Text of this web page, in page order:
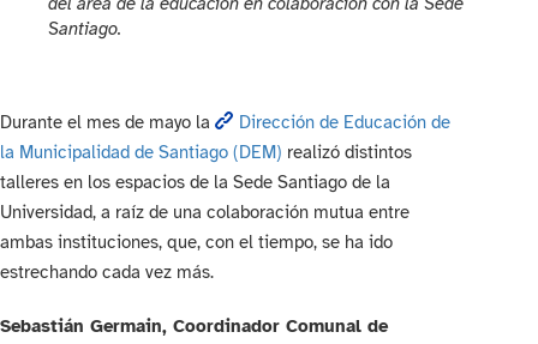
Santiago.
Durante el mes de mayo la
Dirección de Educación de
la Municipalidad de Santiago (DEM) realizó distintos
talleres en los espacios de la Sede Santiago de la
Universidad, a raíz de una colaboración mutua entre
ambas instituciones, que, con el tiempo, se ha ido
estrechando cada vez más.
Sebastián Germain, Coordinador Comunal de